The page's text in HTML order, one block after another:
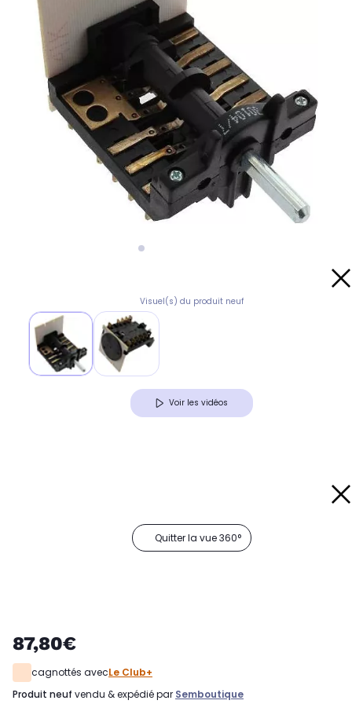
Visuel(s) du produit neuf
Voir les vidéos
Quitter la vue 360°
87,80€
cagnottés avecLe Club+
produit neuf vendu & expédié par Semboutique